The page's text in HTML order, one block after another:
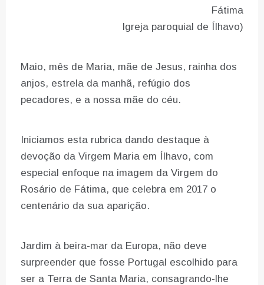
Fátima
Igreja paroquial de Ílhavo)
Maio, mês de Maria, mãe de Jesus, rainha dos
anjos, estrela da manhã, refúgio dos
pecadores, e a nossa mãe do céu.
Iniciamos esta rubrica dando destaque à
devoção da Virgem Maria em Ílhavo, com
especial enfoque na imagem da Virgem do
Rosário de Fátima, que celebra em 2017 o
centenário da sua aparição.
Jardim à beira-mar da Europa, não deve
surpreender que fosse Portugal escolhido para
ser a Terra de Santa Maria, consagrando-lhe